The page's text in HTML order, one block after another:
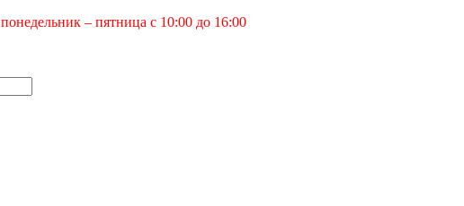
понедельник – пятница с 10:00 до 16:00